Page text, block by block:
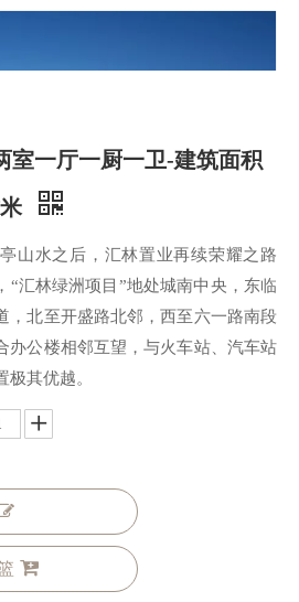
室一厅一厨一卫-建筑面积
山水之后，汇林置业再续荣耀之路
汇林绿洲项目”地处城南中央，东临
，北至开盛路北邻，西至六一路南段
办公楼相邻互望，与火车站、汽车站
极其优越。